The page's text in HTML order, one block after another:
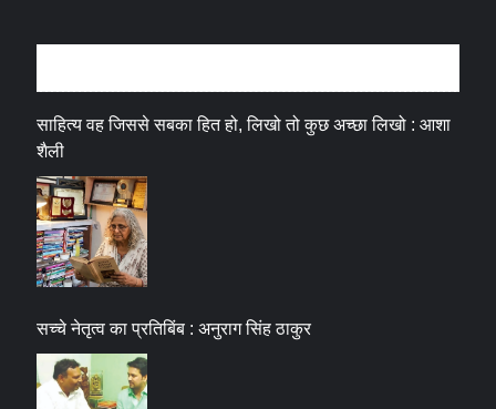
साहित्य वह जिससे सबका हित हो, लिखो तो कुछ अच्छा लिखो : आशा
शैली
सच्चे नेतृत्व का प्रतिबिंब : अनुराग सिंह ठाकुर